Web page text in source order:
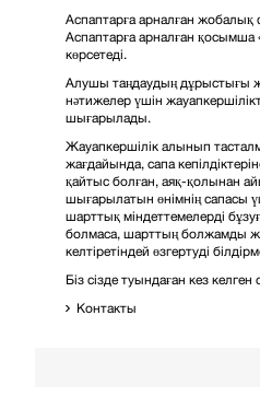
Аспаптарға арналған жобалық
Аспаптарға арналған қосымша
көрсетеді.
Алушы таңдаудың дұрыстығы
нәтижелер үшін
шығарылады.
Жауапкершілік алынып
жағдайында, сапа
қайтыс болған, аяқ-қолынан
шығарылатын өнімнің сапасы
шарттық міндеттемелерді
болмаса, шарттың болжамды
келтіретіндей өзгертуді
Біз сізде туындаған кез
Контакты